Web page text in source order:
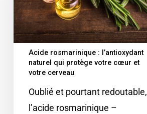
Acide rosmarinique : l’antioxydant
naturel qui protège votre cœur et
votre cerveau
Oublié et pourtant redoutable,
l’acide rosmarinique –